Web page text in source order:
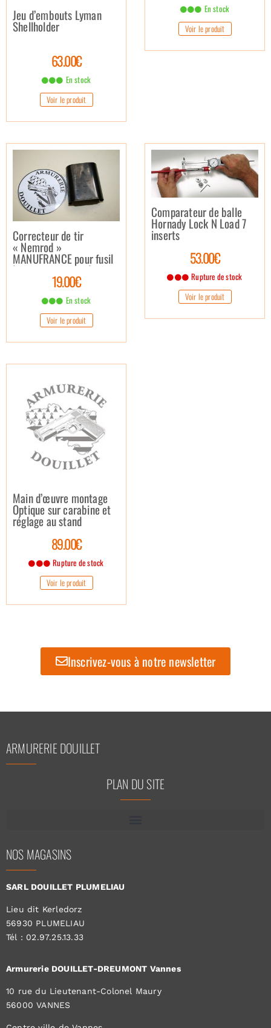
Jeu d’embouts Lyman
Shellholder
63.00€
En stock
Voir le produit
En stock
Voir le produit
Correcteur de tir
« Nemrod »
MANUFRANCE pour fusil
à canons juxtaposés
(OCCASION)19.00€
En stock
Voir le produit
Comparateur de balle
Hornady Lock N Load 7
inserts
53.00€
Rupture de stock
Voir le produit
Main d’œuvre montage
Optique sur carabine et
réglage au stand
89.00€
Rupture de stock
Voir le produit
Inscrivez-vous à notre newsletter
ARMURERIE DOUILLET
PLAN DU SITE
NOS MAGASINS
SARL DOUILLET PLUMELIAU
Lieu dit Kerledorz
56930 PLUMELIAU
Tél : 02.97.25.13.33
Armurerie DOUILLET-DREUMONT Vannes
10 rue du Lieutenant-Colonel Maury
56000 VANNES